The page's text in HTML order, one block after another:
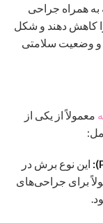
به همراه جراحی
کاهش دهند و شکل
و وضعیت سلامتی
معمولاً از یکی از
این نوع برش در
برای جراحی‌های